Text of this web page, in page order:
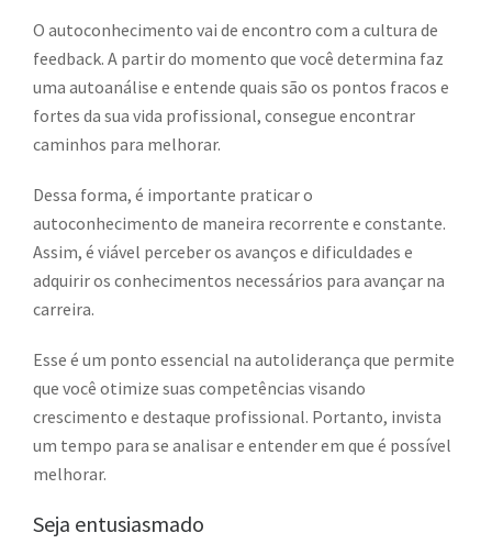
O autoconhecimento vai de encontro com a cultura de
feedback. A partir do momento que você determina faz
uma autoanálise e entende quais são os pontos fracos e
fortes da sua vida profissional, consegue encontrar
caminhos para melhorar.
Dessa forma, é importante praticar o
autoconhecimento de maneira recorrente e constante.
Assim, é viável perceber os avanços e dificuldades e
adquirir os conhecimentos necessários para avançar na
carreira.
Esse é um ponto essencial na autoliderança que permite
que você otimize suas competências visando
crescimento e destaque profissional. Portanto, invista
um tempo para se analisar e entender em que é possível
melhorar.
Seja entusiasmado